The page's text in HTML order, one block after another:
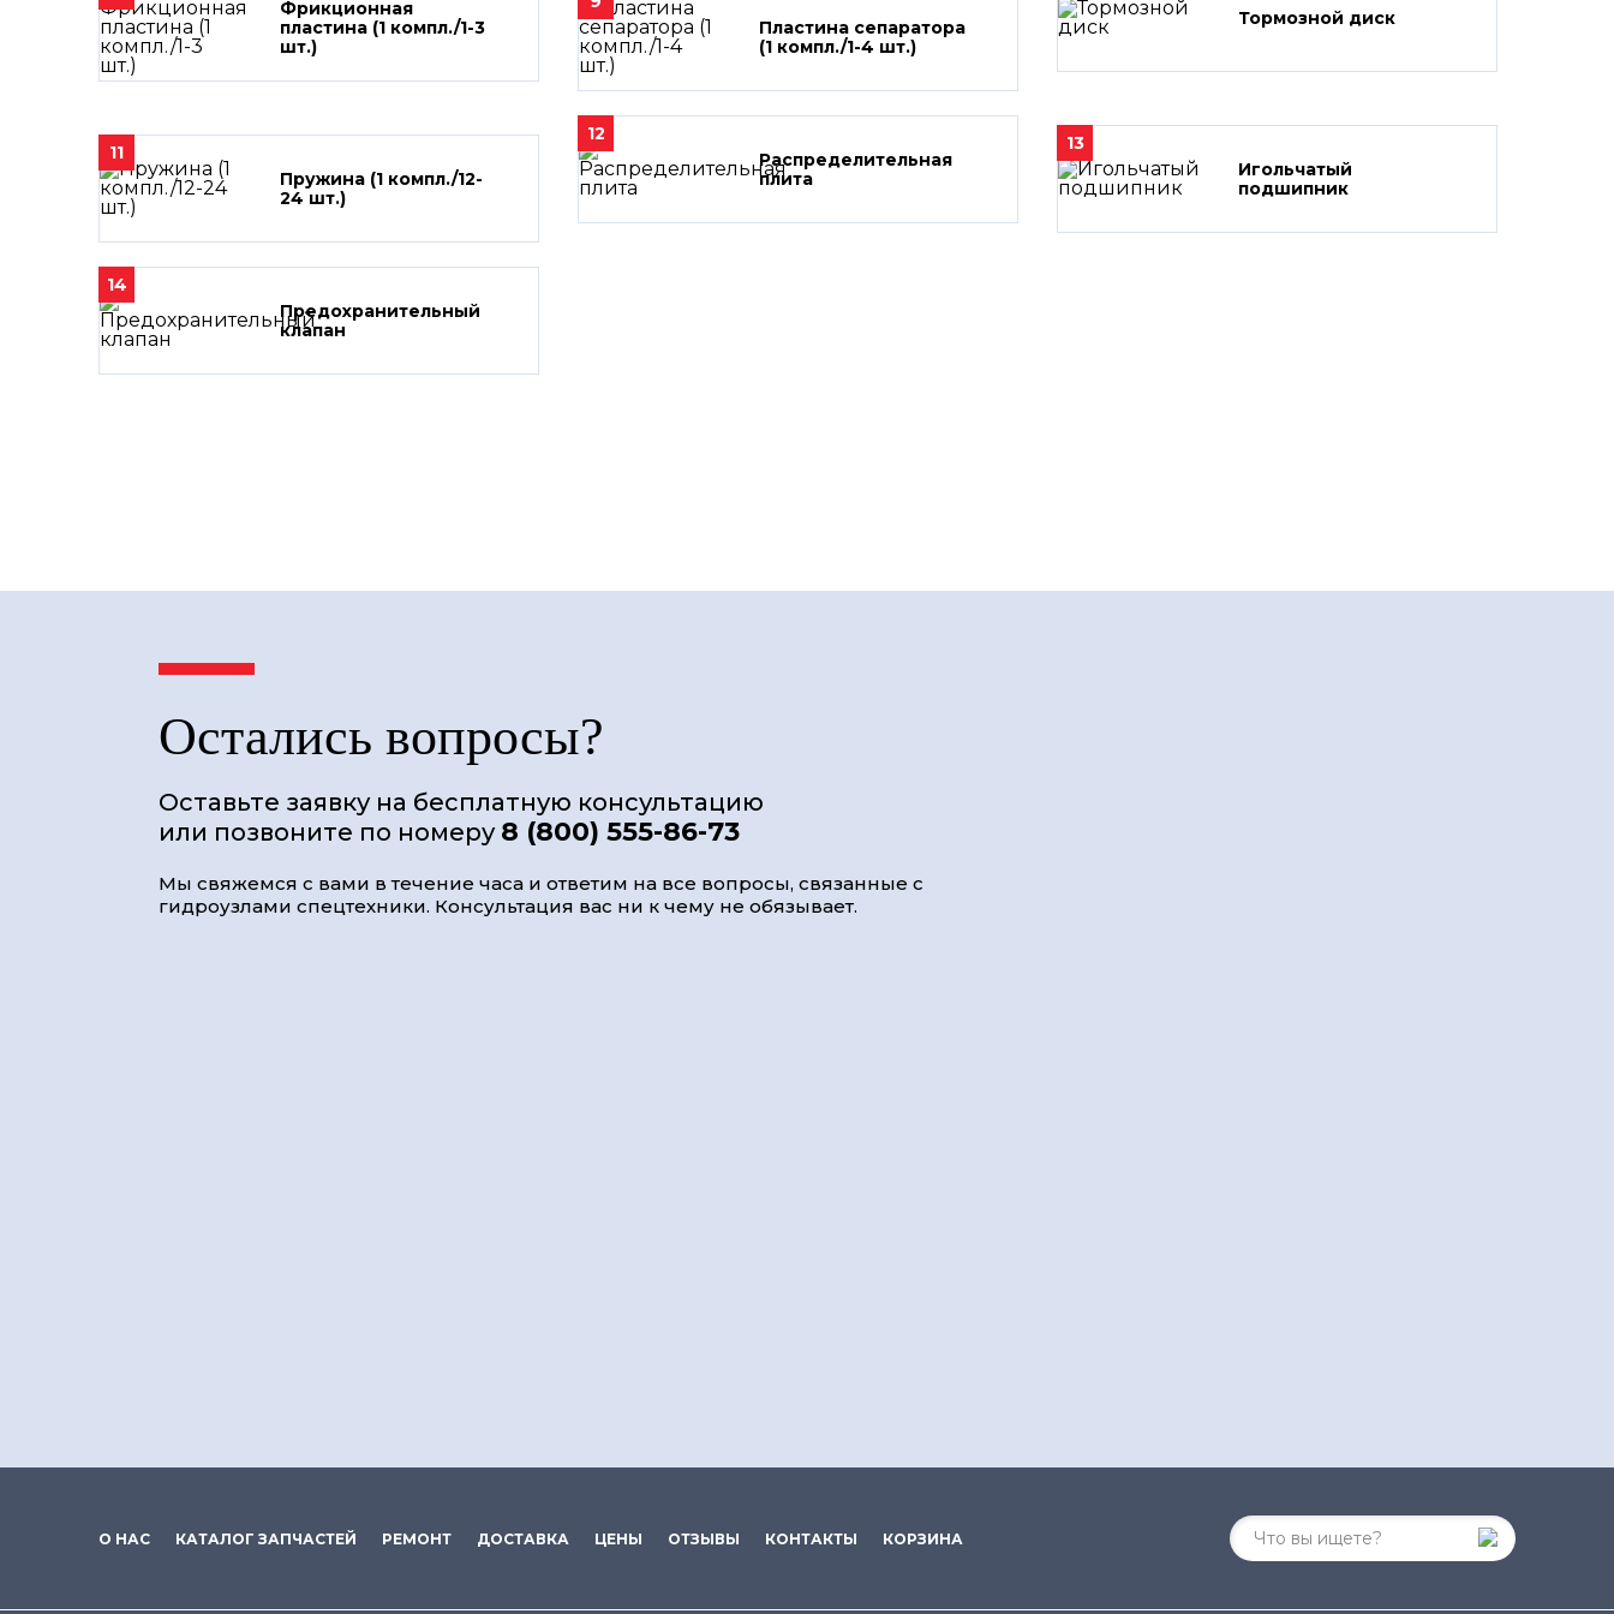
Фрикционная
пластина (1 компл./1-3
шт.)
Пластина сепаратора
(1 компл./1-4 шт.)
Тормозной диск
11
Пружина (1 компл./12-
24 шт.)
12
Распределительная
плита
13
Игольчатый
подшипник
14
Предохранительный
клапан
Остались вопросы?
Оставьте заявку на бесплатную консультацию
или позвоните по номеру 8 (800) 555-86-73
Мы свяжемся с вами в течение часа и ответим на все вопросы, связанные с
гидроузлами спецтехники. Консультация вас ни к чему не обязывает.
О НАС КАТАЛОГ ЗАПЧАСТЕЙ РЕМОНТ ДОСТАВКА ЦЕНЫ ОТЗЫВЫ КОНТАКТЫ КОРЗИНА